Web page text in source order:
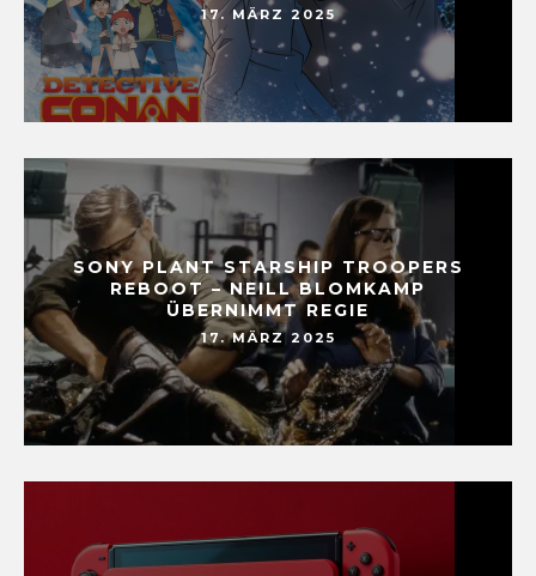
17. MÄRZ 2025
SONY PLANT STARSHIP TROOPERS
REBOOT – NEILL BLOMKAMP
ÜBERNIMMT REGIE
17. MÄRZ 2025